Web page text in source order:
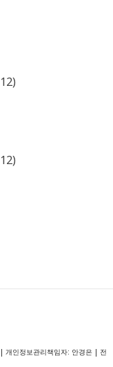
개인정보관리책임자: 안경은 | 전